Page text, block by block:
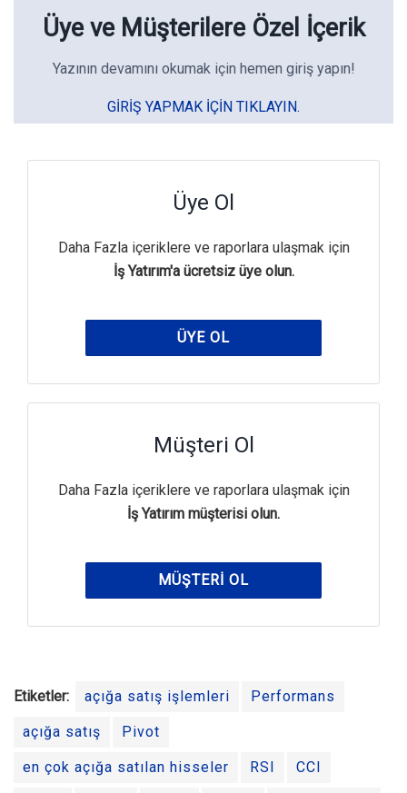
Üye ve Müşterilere Özel İçerik
Yazının devamını okumak için hemen giriş yapın!
GIRIŞ YAPMAK IÇIN TIKLAYIN.
Üye Ol
Daha Fazla içeriklere ve raporlara ulaşmak için
İş Yatırım'a ücretsiz üye olun.
ÜYE OL
Müşteri Ol
Daha Fazla içeriklere ve raporlara ulaşmak için
İş Yatırım müşterisi olun.
MÜŞTERI OL
Etiketler: açığa satış işlemleri Performans
açığa satış Pivot
en çok açığa satılan hisseler RSI CCI